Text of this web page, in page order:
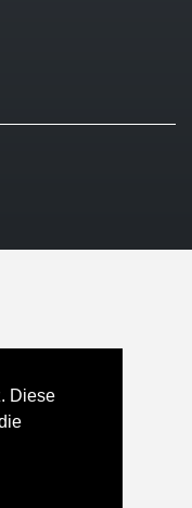
Diese